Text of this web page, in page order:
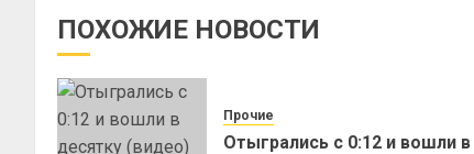
ПОХОЖИЕ НОВОСТИ
Прочие
Отыгрались с 0:12 и вошли в